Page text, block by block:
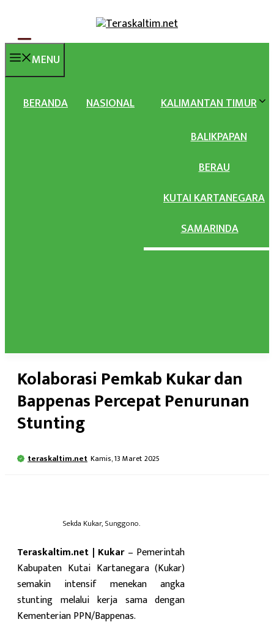
isi
MENU
BERANDA NASIONAL
KALIMANTAN TIMUR
BALIKPAPAN
BERAU
KUTAI KARTANEGARA
SAMARINDA
Kolaborasi Pemkab Kukar dan
Bappenas Percepat Penurunan
Stunting
teraskaltim.net Kamis, 13 Maret 2025
Sekda Kukar, Sunggono.
Teraskaltim.net | Kukar – Pemerintah
Kabupaten Kutai Kartanegara (Kukar)
semakin intensif menekan angka
stunting melalui kerja sama dengan
Kementerian PPN/Bappenas.